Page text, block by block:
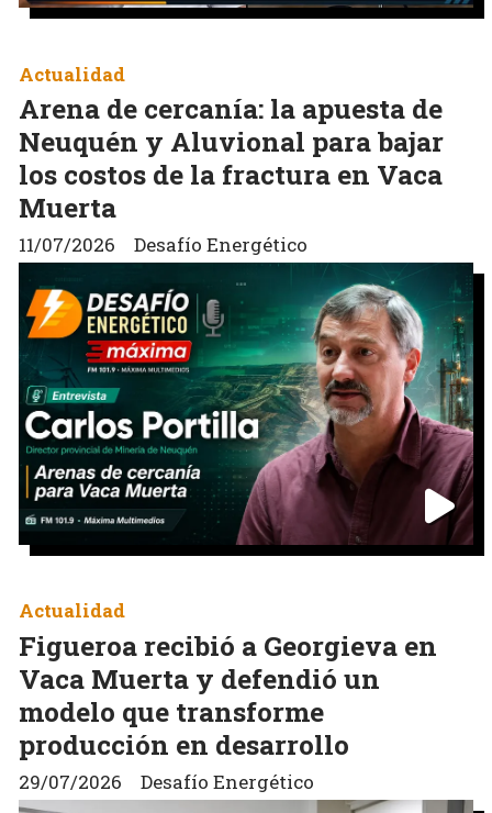
Arena de cercanía: la apuesta de
Neuquén y Aluvional para bajar
los costos de la fractura en Vaca
Muerta
Desafío Energético
Actualidad
11/07/2026
Figueroa recibió a Georgieva en
Vaca Muerta y defendió un
modelo que transforme
producción en desarrollo
Desafío Energético
Actualidad
29/07/2026